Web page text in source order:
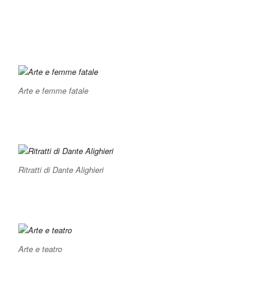
Arte e femme fatale
Ritratti di Dante Alighieri
Arte e teatro